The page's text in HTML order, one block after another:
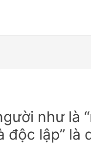
như là
độc lập” là